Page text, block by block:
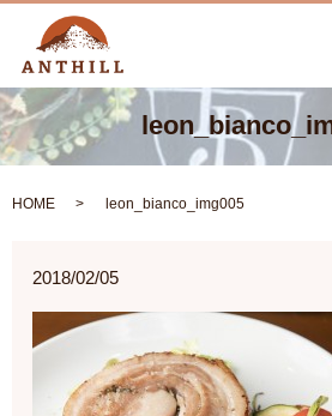
HOME leon_bianco_img005
2018/02/05